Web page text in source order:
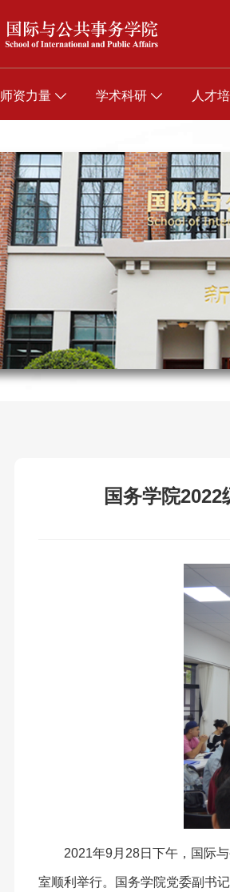
师资力量 学术科研 人才
国务学院
2021年9月28日下午，国际
室顺利举行。国务学院党委副书